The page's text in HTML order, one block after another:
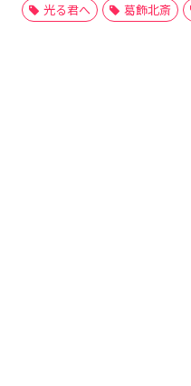
光る君へ
葛飾北斎